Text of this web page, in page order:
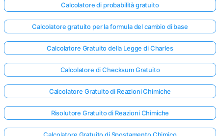
Calcolatore di probabilità gratuito
Calcolatore gratuito per la formula del cambio di base
Calcolatore Gratuito della Legge di Charles
Calcolatore di Checksum Gratuito
Calcolatore Gratuito di Reazioni Chimiche
Risolutore Gratuito di Reazioni Chimiche